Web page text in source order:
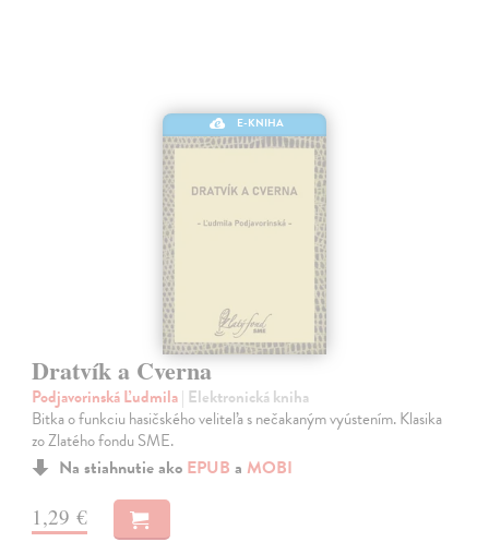
E-KNIHA
Dratvík a Cverna
Podjavorinská Ľudmila| Elektronická kniha
Bitka o funkciu hasičského veliteľa s nečakaným vyústením. Klasika
zo Zlatého fondu SME.
Na stiahnutie ako EPUB a MOBI
1,29 €